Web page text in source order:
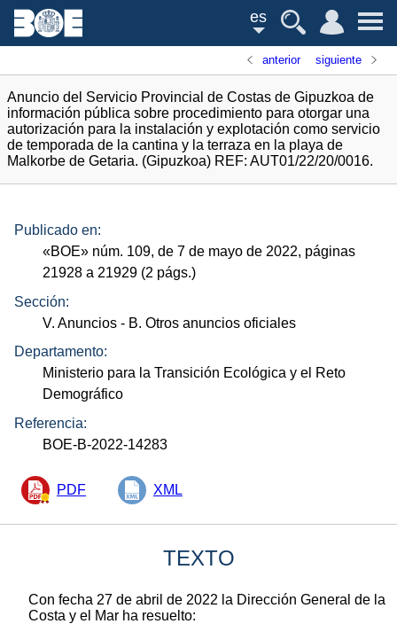
es
anterior siguiente
Anuncio del Servicio Provincial de Costas de Gipuzkoa de
información pública sobre procedimiento para otorgar una
autorización para la instalación y explotación como servicio
de temporada de la cantina y la terraza en la playa de
Malkorbe de Getaria. (Gipuzkoa) REF: AUT01/22/20/0016.
Publicado en:
«BOE» núm. 109, de 7 de mayo de 2022, páginas
21928 a 21929 (2 págs.)
Sección:
V. Anuncios - B. Otros anuncios oficiales
Departamento:
Ministerio para la Transición Ecológica y el Reto
Demográfico
Referencia:
BOE-B-2022-14283
PDF XML
TEXTO
Con fecha 27 de abril de 2022 la Dirección General de la
Costa y el Mar ha resuelto: